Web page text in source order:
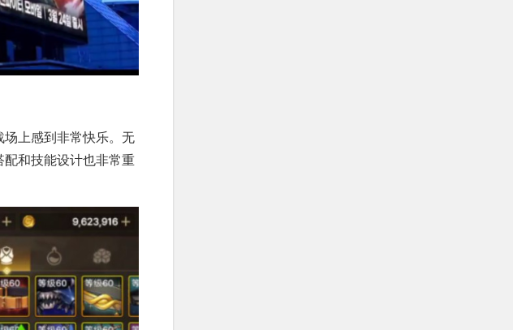
上感到非常快乐。无
和技能设计也非常重